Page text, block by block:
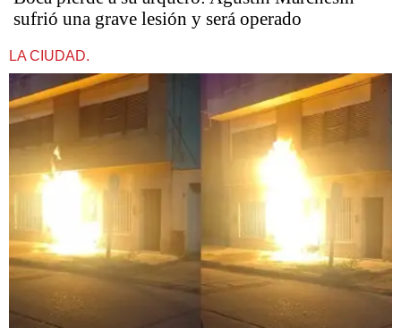
sufrió una grave lesión y será operado
LA CIUDAD.